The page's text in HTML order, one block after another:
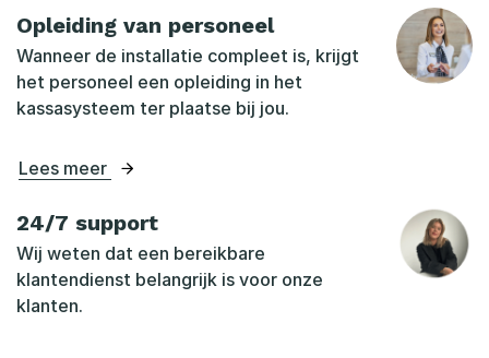
Opleiding van personeel
Wanneer de installatie compleet is, krijgt
het personeel een opleiding in het
kassasysteem ter plaatse bij jou.
Lees meer
24/7 support
Wij weten dat een bereikbare
klantendienst belangrijk is voor onze
klanten.